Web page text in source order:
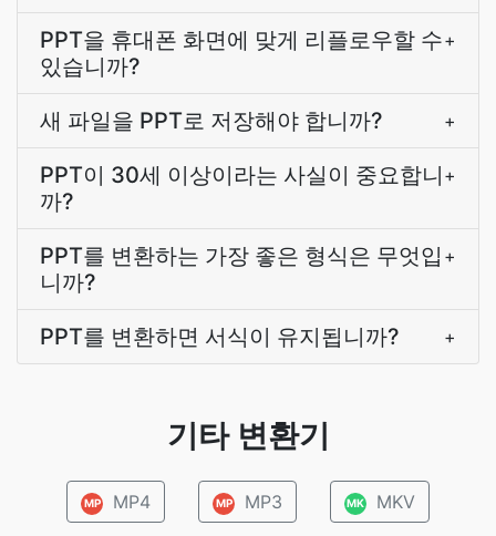
PPT을 휴대폰 화면에 맞게 리플로우할 수
있습니까?
+
새 파일을 PPT로 저장해야 합니까? +
PPT이 30세 이상이라는 사실이 중요합니
까?
+
PPT를 변환하는 가장 좋은 형식은 무엇입
니까?
+
PPT를 변환하면 서식이 유지됩니까? +
기타 변환기
MP MP4 MP MP3 MK MKV